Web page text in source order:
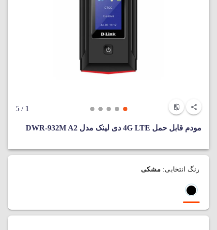
1
/ 5
مودم قابل حمل 4G LTE دی لینک مدل DWR-932M A2
رنگ انتخابی: مشکی